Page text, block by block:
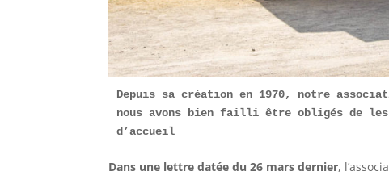
Depuis sa création en 1970, notre
nous avons bien failli être obligés de les
d’accueil
Dans une lettre datée du 26 mars dernier,